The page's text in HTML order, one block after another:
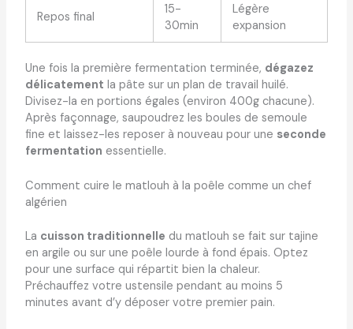
Repos final
15-
30min
Légère
expansion
Une fois la première fermentation terminée, dégazez
délicatement la pâte sur un plan de travail huilé.
Divisez-la en portions égales (environ 400g chacune).
Après façonnage, saupoudrez les boules de semoule
fine et laissez-les reposer à nouveau pour une seconde
fermentation essentielle.
Comment cuire le matlouh à la poêle comme un chef
algérien
La cuisson traditionnelle du matlouh se fait sur tajine
en argile ou sur une poêle lourde à fond épais. Optez
pour une surface qui répartit bien la chaleur.
Préchauffez votre ustensile pendant au moins 5
minutes avant d’y déposer votre premier pain.